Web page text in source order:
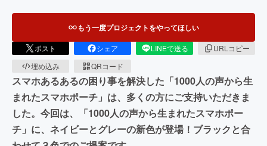
もう一度プロジェクトをやってほしい
ポスト シェア LINEで送る
URLコピー
埋め込み
QRコード
スマホあるあるの困り事を解決した「1000人の声から生
まれたスマホポーチ」は、多くの方にご支持いただきま
した。今回は、「1000人の声から生まれたスマホポー
チ」に、ネイビーとグレーの新色が登場！ブラックと合